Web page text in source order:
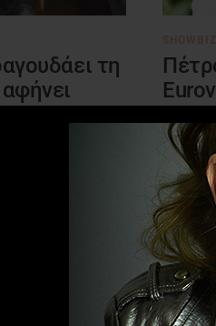
τη
«Μια μολυβιά»
ο Πέτρος
εκπλήσσει ...
26
Πέτρος